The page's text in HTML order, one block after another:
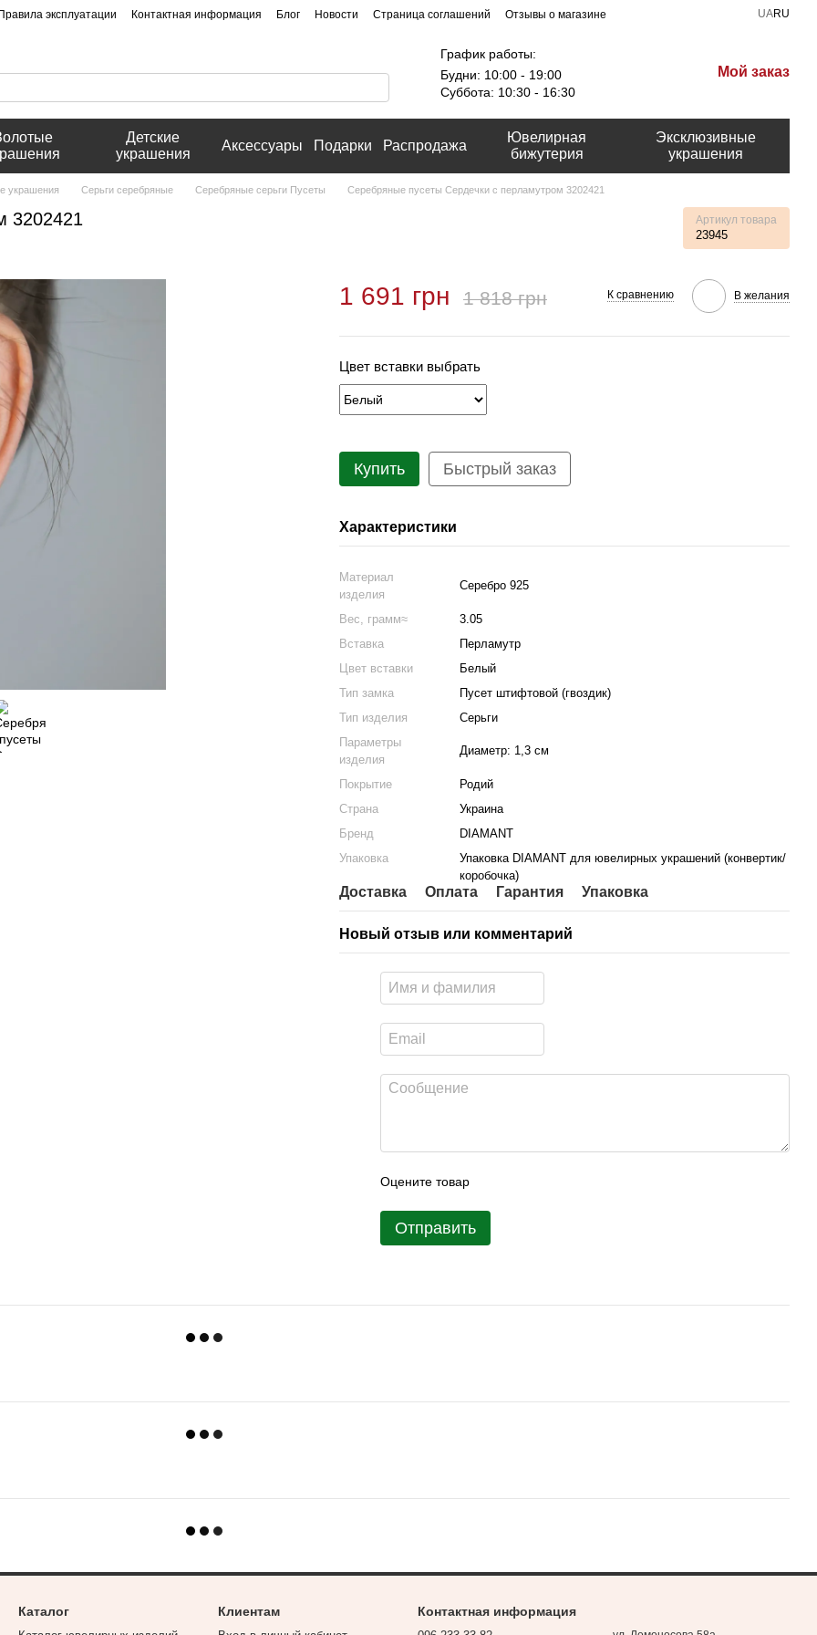
эксплуатации Контактная информация Блог Новости Страница соглашений Отзывы о магазине UARU
График работы:
Будни: 10:00 - 19:00
Суббота: 10:30 - 16:30
Мой заказ
Детские
украшения
Аксессуары Подарки Распродажа
Ювелирная
бижутерия
Эксклюзивные
украшения
украшения Серьги серебряные Серебряные серьги Пусеты Серебряные пусеты Сердечки с перламутром 3202421
3202421 Артикул товара
23945
1 691 грн 1 818 грн К сравнению В желания
Цвет вставки выбрать
Купить Быстрый заказ
Характеристики
Материал
изделия
Серебро 925
Вес, грамм≈
3.05
Вставка
Перламутр
Цвет вставки
Белый
Тип замка
Пусет штифтовой (гвоздик)
Тип изделия
Серьги
Параметры
изделия
Диаметр: 1,3 см
Покрытие
Родий
Страна
Украина
Бренд
DIAMANT
Упаковка
Упаковка DIAMANT для ювелирных украшений (конвертик/
коробочка)
Доставка Оплата Гарантия Упаковка
Новый отзыв или комментарий
Оцените товар
Отправить
Каталог Клиентам Контактная информация